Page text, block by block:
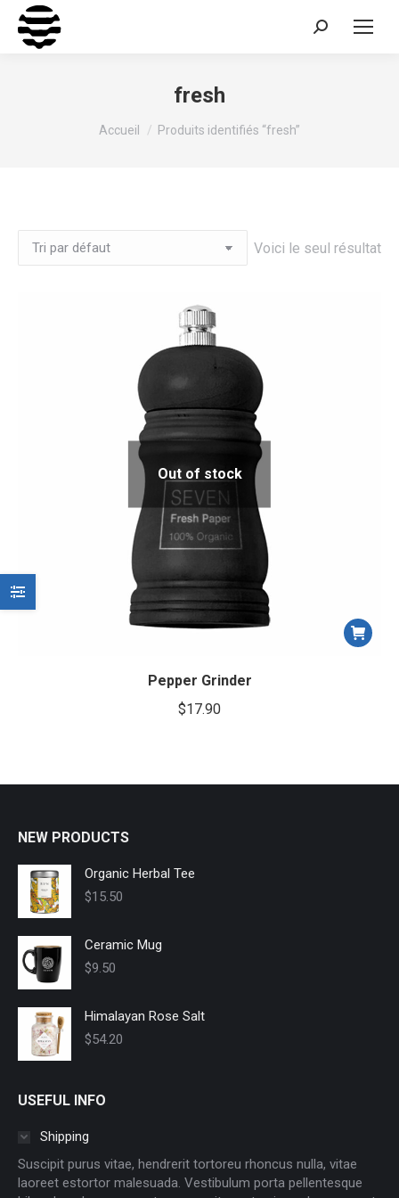
Recherche
fresh
Vous êtes ici :
Accueil Produits identifiés “fresh”
Voici le seul résultat
Out of stock
Pepper Grinder
$17.90
NEW PRODUCTS
Organic Herbal Tee
$15.50
Ceramic Mug
$9.50
Himalayan Rose Salt
$54.20
USEFUL INFO
Shipping
Suscipit purus vitae, hendrerit tortoreu rhoncus nulla, vitae
laoreet estortor malesuada. Vestibulum porta pellentesque